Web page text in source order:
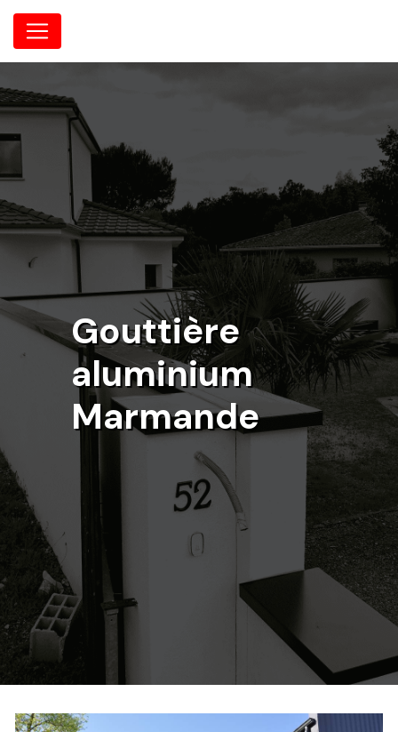
Panneau de gestion des cookies
Gouttière
aluminium
Marmande